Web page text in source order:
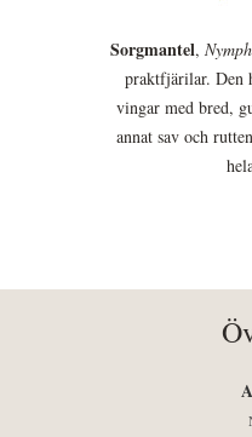
Sorgmantel,
praktfjärilar. Den
vingar med bred,
annat sav och